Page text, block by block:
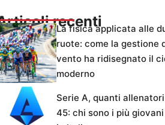
recenti
La fisica applicata alle
ruote: come la gestione
vento ha ridisegnato il
moderno
Serie A, quanti
45: chi sono i più